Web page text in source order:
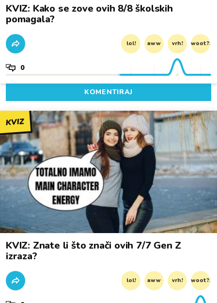
KVIZ: Kako se zove ovih 8/8 školskih
pomagala?
lol! aww vrh! woot?!
0
KOMENTIRAJ
KVIZ
KVIZ: Znate li što znači ovih 7/7 Gen Z
izraza?
lol! aww vrh! woot?!